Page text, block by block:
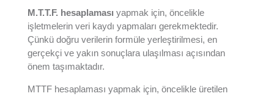
M.T.T.F. hesaplaması yapmak için, öncelikle
işletmelerin veri kaydı yapmaları gerekmektedir.
Çünkü doğru verilerin formüle yerleştirilmesi, en
gerçekçi ve yakın sonuçlara ulaşılması açısından
önem taşımaktadır.
MTTF hesaplaması yapmak için, öncelikle üretilen